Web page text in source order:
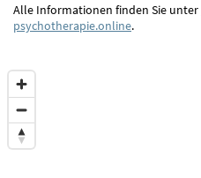
Alle Informationen finden Sie unter
psychotherapie.online.